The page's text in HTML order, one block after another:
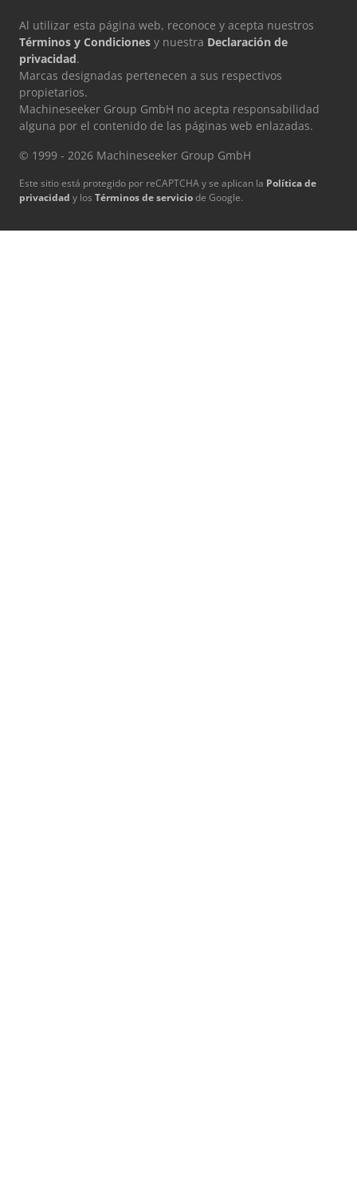
Al utilizar esta página web, reconoce y acepta nuestros
Términos y Condiciones y nuestra Declaración de
privacidad.
Marcas designadas pertenecen a sus respectivos
propietarios.
Machineseeker Group GmbH no acepta responsabilidad
alguna por el contenido de las páginas web enlazadas.
© 1999 - 2026 Machineseeker Group GmbH
Este sitio está protegido por reCAPTCHA y se aplican la Política de
privacidad y los Términos de serviciode Google.